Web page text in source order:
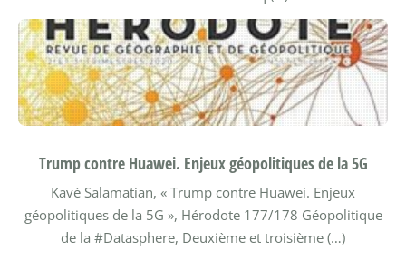
Trump contre Huawei. Enjeux géopolitiques de la 5G
Kavé Salamatian, « Trump contre Huawei. Enjeux
géopolitiques de la 5G », Hérodote 177/178 Géopolitique
de la #Datasphere, Deuxième et troisième (…)